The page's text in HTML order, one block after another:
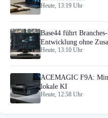
Heute, 13:19 Uhr
Base44 führt
Entwicklung ohne
Heute, 13:10 Uhr
ACEMAGIC F9A:
lokale KI
Heute, 12:58 Uhr